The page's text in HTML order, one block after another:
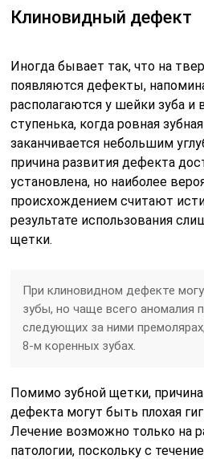
Клиновидный дефект
Иногда бывает так, что на
появляются дефекты,
располагаются у шейки зуба и
ступенька, когда ровная
заканчивается небольшим
причина развития дефекта
установлена, но наиболее
происхождением считают
результате использования
щетки.
При клиновидном дефекте
зубы, но чаще всего аномалия
следующих за ними
8-м коренных зубах.
Помимо зубной щетки,
дефекта могут быть плохая
Лечение возможно только на
патологии, поскольку с